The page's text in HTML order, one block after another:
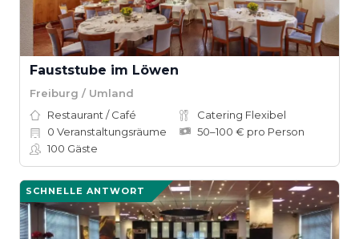
Fauststube im Löwen
Freiburg / Umland
Restaurant / Café
Catering Flexibel
0 Veranstaltungsräume
50–100 € pro Person
100 Gäste
SCHNELLE ANTWORT